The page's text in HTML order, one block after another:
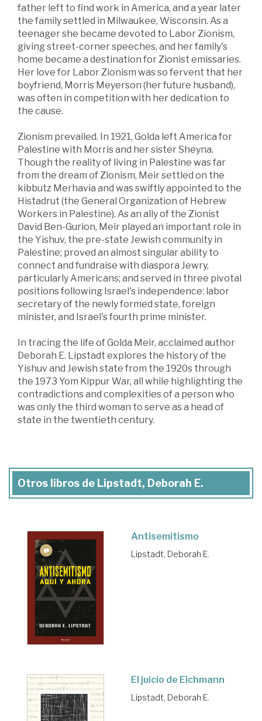
father left to find work in America, and a year later
the family settled in Milwaukee, Wisconsin. As a
teenager she became devoted to Labor Zionism,
giving street-corner speeches, and her family's
home became a destination for Zionist emissaries.
Her love for Labor Zionism was so fervent that her
boyfriend, Morris Meyerson (her future husband),
was often in competition with her dedication to
the cause.
Zionism prevailed. In 1921, Golda left America for
Palestine with Morris and her sister Sheyna.
Though the reality of living in Palestine was far
from the dream of Zionism, Meir settled on the
kibbutz Merhavia and was swiftly appointed to the
Histadrut (the General Organization of Hebrew
Workers in Palestine). As an ally of the Zionist
David Ben-Gurion, Meir played an important role in
the Yishuv, the pre-state Jewish community in
Palestine; proved an almost singular ability to
connect and fundraise with diaspora Jewry,
particularly Americans; and served in three pivotal
positions following Israel's independence: labor
secretary of the newly formed state, foreign
minister, and Israel's fourth prime minister.
In tracing the life of Golda Meir, acclaimed author
Deborah E. Lipstadt explores the history of the
Yishuv and Jewish state from the 1920s through
the 1973 Yom Kippur War, all while highlighting the
contradictions and complexities of a person who
was only the third woman to serve as a head of
state in the twentieth century.
Otros libros de Lipstadt, Deborah E.
Antisemitismo
Lipstadt, Deborah E.
El juicio de Eichmann
Lipstadt, Deborah E.